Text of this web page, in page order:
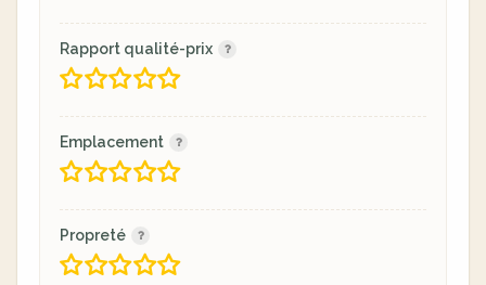
Rapport qualité-prix
Emplacement
Propreté